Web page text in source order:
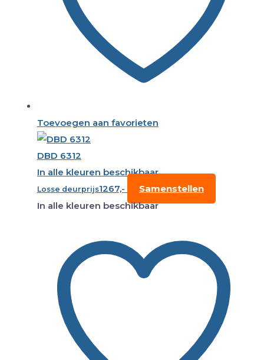
Toevoegen aan favorieten
DBD 6312
In alle kleuren beschikbaar
Losse deurprijs1267,-
Samenstellen
In alle kleuren beschikbaar